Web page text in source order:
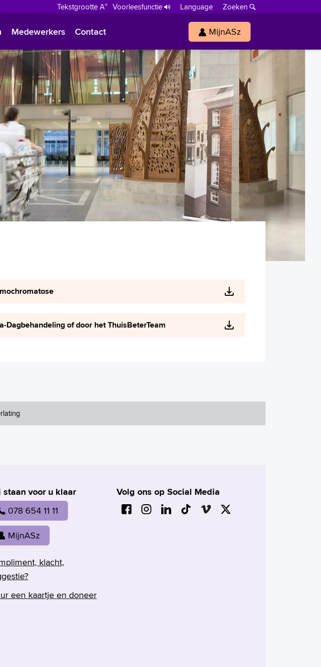
Tekstgrootte A+ Voorleesfunctie Language
Zoeken
Polski
Türkçe
Arabisch
Medewerkers Contact MijnASz
Dagbehandeling of door het ThuisBeterTeam
staan voor u klaar
078 654 11 11
MijnASz
klacht,
een kaartje en doneer
Volg ons op Social Media